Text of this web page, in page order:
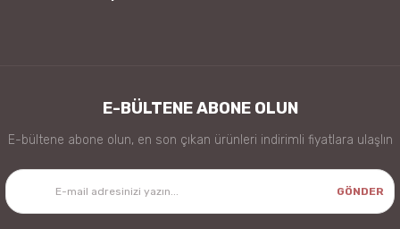
E-BÜLTENE ABONE OLUN
E-bültene abone olun, en son çıkan ürünleri indirimli fiyatlara ulaşlın
GÖNDER